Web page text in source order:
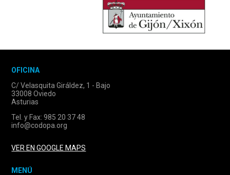
OFICINA
C/ Velasquita Giráldez, 1 - Bajo
33008 Oviedo
Asturias
Tel. y Fax: 985 20 37 48
info@codopa.org
VER EN GOOGLE MAPS
MENÚ